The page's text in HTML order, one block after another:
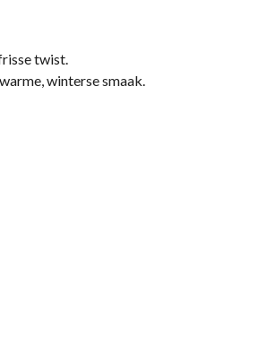
twist.
winterse smaak.